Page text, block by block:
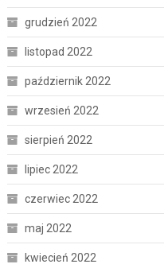
grudzień 2022
listopad 2022
październik 2022
wrzesień 2022
sierpień 2022
lipiec 2022
czerwiec 2022
maj 2022
kwiecień 2022